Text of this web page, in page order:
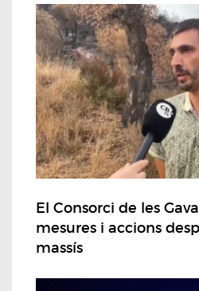
El Consorci de les
mesures i accions
massís